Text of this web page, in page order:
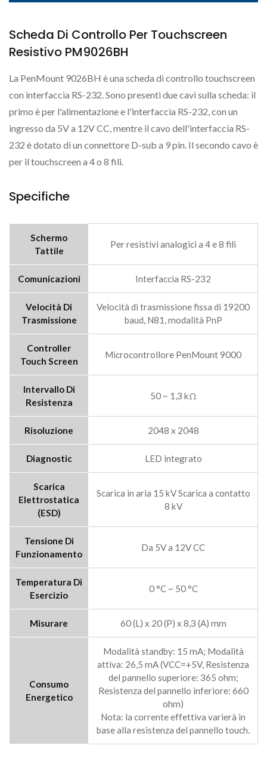
Scheda Di Controllo Per Touchscreen
Resistivo PM9026BH
La PenMount 9026BH è una scheda di controllo touchscreen
con interfaccia RS-232. Sono presenti due cavi sulla scheda: il
primo è per l'alimentazione e l'interfaccia RS-232, con un
ingresso da 5V a 12V CC, mentre il cavo dell'interfaccia RS-
232 è dotato di un connettore D-sub a 9 pin. Il secondo cavo è
per il touchscreen a 4 o 8 fili.
Specifiche
Schermo
Tattile
Per resistivi analogici a 4 e 8 fili
Comunicazioni Interfaccia RS-232
Velocità Di
Trasmissione
Velocità di trasmissione fissa di 19200
baud, N81, modalità PnP
Controller
Touch Screen
Microcontrollore PenMount 9000
Intervallo Di
Resistenza
50 ~ 1,3 kΩ
Risoluzione 2048 x 2048
Diagnostic LED integrato
Scarica
Elettrostatica
(ESD)
Scarica in aria 15 kV Scarica a contatto
8 kV
Tensione Di
Funzionamento
Da 5V a 12V CC
Temperatura Di
Esercizio
0 °C ~ 50 °C
Misurare 60 (L) x 20 (P) x 8,3 (A) mm
Consumo
Energetico
Modalità standby: 15 mA; Modalità
attiva: 26,5 mA (VCC=+5V, Resistenza
del pannello superiore: 365 ohm;
Resistenza del pannello inferiore: 660
ohm)
Nota: la corrente effettiva varierà in
base alla resistenza del pannello touch.